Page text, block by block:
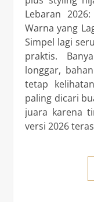
Lebaran
Warna yang
Simpel lagi
praktis.
longgar,
tetap
paling dicari
juara karena
versi 2026